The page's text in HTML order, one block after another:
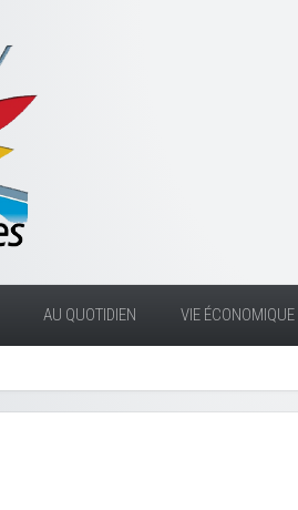
AU QUOTIDIEN VIE ÉCONOMIQUE